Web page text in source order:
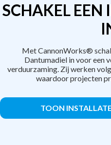
SCHAKEL EEN
Met CannonWorks®
Dantumadiel in voor een
verduurzaming. Zij werken
waardoor projecten
TOON